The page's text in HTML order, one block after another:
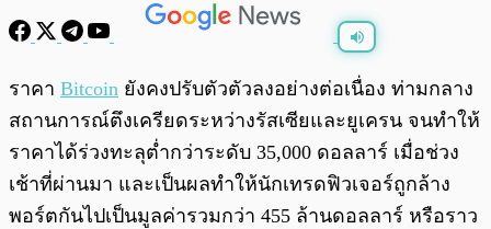
/
ราคา Bitcoin ยังคงปรับตัวตัวลงอย่างต่อเนื่อง ท่ามกลาง
สถานการณ์ตึงเครียดระหว่างรัสเซียและยูเครน จนทำให้
ราคาได้ร่วงทะลุต่ำกว่าระดับ 35,000 ดอลลาร์ เมื่อช่วง
เช้าที่ผ่านมา และเป็นผลทำให้นักเทรดฟิวเจอร์ถูกล้าง
พอร์ตกันไปเป็นมูลค่ารวมกว่า 455 ล้านดอลลาร์ หรือราว